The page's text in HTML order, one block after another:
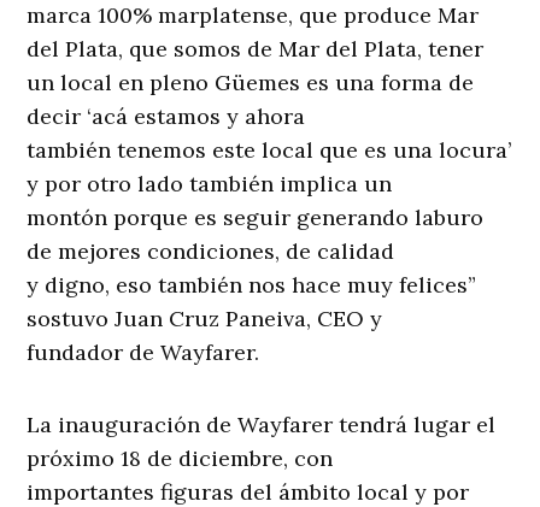
marca 100% marplatense, que produce Mar
del Plata, que somos de Mar del Plata, tener
un local en pleno Güemes es una forma de
decir ‘acá estamos y ahora
también tenemos este local que es una locura’
y por otro lado también implica un
montón porque es seguir generando laburo
de mejores condiciones, de calidad
y digno, eso también nos hace muy felices”
sostuvo Juan Cruz Paneiva, CEO y
fundador de Wayfarer.
La inauguración de Wayfarer tendrá lugar el
próximo 18 de diciembre, con
importantes figuras del ámbito local y por